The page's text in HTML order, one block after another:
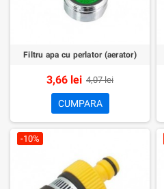
Filtru apa cu perlator (aerator)
3,66 lei 4,07 lei
CUMPARA
-10%